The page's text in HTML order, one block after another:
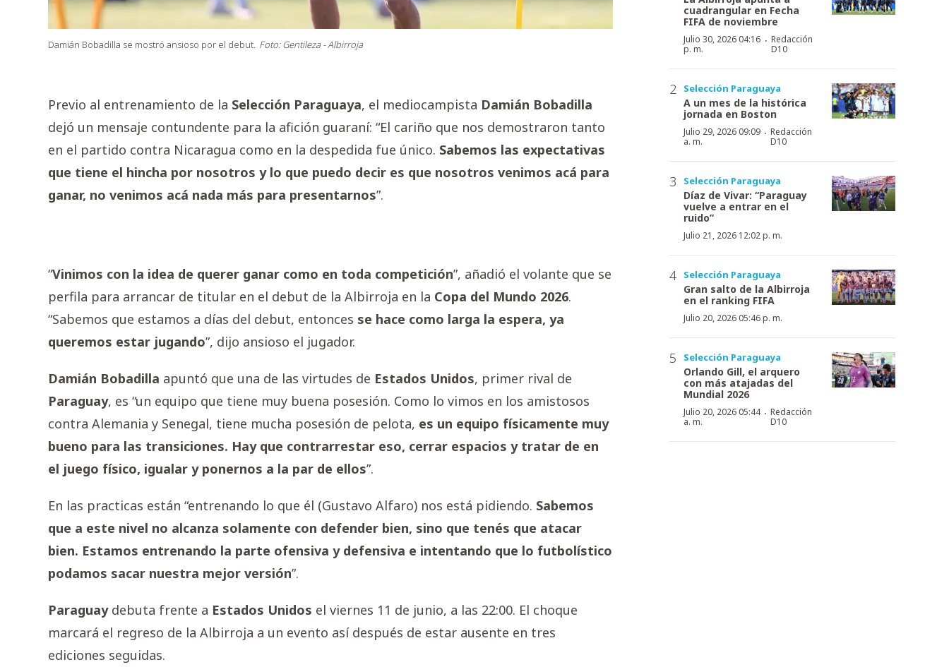
Damián Bobadilla se mostró ansioso por el debut. Foto: Gentileza - Albirroja
Previo al entrenamiento de la Selección Paraguaya, el mediocampista Damián Bobadilla
dejó un mensaje contundente para la afición guaraní: “El cariño que nos demostraron tanto
en el partido contra Nicaragua como en la despedida fue único. Sabemos las expectativas
que tiene el hincha por nosotros y lo que puedo decir es que nosotros venimos acá para
ganar, no venimos acá nada más para presentarnos”.
“Vinimos con la idea de querer ganar como en toda competición”, añadió el volante que se
perfila para arrancar de titular en el debut de la Albirroja en la Copa del Mundo 2026.
“Sabemos que estamos a días del debut, entonces se hace como larga la espera, ya
queremos estar jugando”, dijo ansioso el jugador.
Damián Bobadilla apuntó que una de las virtudes de Estados Unidos, primer rival de
Paraguay, es “un equipo que tiene muy buena posesión. Como lo vimos en los amistosos
contra Alemania y Senegal, tiene mucha posesión de pelota, es un equipo físicamente muy
bueno para las transiciones. Hay que contrarrestar eso, cerrar espacios y tratar de en
el juego físico, igualar y ponernos a la par de ellos”.
En las practicas están “entrenando lo que él (Gustavo Alfaro) nos está pidiendo. Sabemos
que a este nivel no alcanza solamente con defender bien, sino que tenés que atacar
bien. Estamos entrenando la parte ofensiva y defensiva e intentando que lo futbolístico
podamos sacar nuestra mejor versión”.
Paraguaydebuta frente a Estados Unidos el viernes 11 de junio, a las 22:00. El choque
marcará el regreso de la Albirroja a un evento así después de estar ausente en tres
ediciones seguidas.
cuadrangular en Fecha
FIFA de noviembre
Julio 30, 2026 04:16
p. m.
· Redacción
D10
Selección Paraguaya
A un mes de la histórica
jornada en Boston
Julio 29, 2026 09:09
a. m.
·Redacción
D10
Selección Paraguaya
Díaz de Vivar: “Paraguay
vuelve a entrar en el
ruido”
Julio 21, 2026 12:02 p. m.
Selección Paraguaya
Gran salto de la Albirroja
en el ranking FIFA
Julio 20, 2026 05:46 p. m.
Selección Paraguaya
Orlando Gill, el arquero
con más atajadas del
Mundial 2026
Julio 20, 2026 05:44
a. m.
·Redacción
D10